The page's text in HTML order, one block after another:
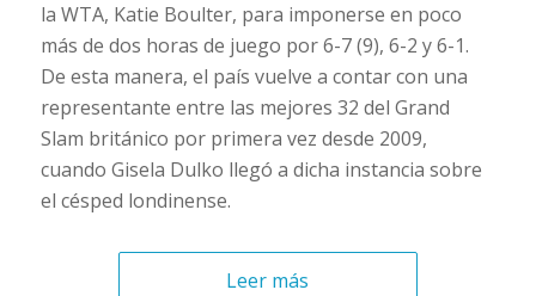
la WTA, Katie Boulter, para imponerse en poco
más de dos horas de juego por 6-7 (9), 6-2 y 6-1.
De esta manera, el país vuelve a contar con una
representante entre las mejores 32 del Grand
Slam británico por primera vez desde 2009,
cuando Gisela Dulko llegó a dicha instancia sobre
el césped londinense.
Leer más